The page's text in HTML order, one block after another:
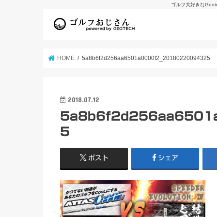
ゴルフ大好きな
HOME 5a8b6f2d256aa6501a0000f2_20180220094325
2018.07.12
5
ポスト シェア